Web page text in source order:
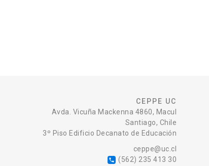
CEPPE UC
Avda. Vicuña Mackenna 4860, Macul
Santiago, Chile
3º Piso Edificio Decanato de Educación
ceppe@uc.cl
local_phone (562) 235 413 30